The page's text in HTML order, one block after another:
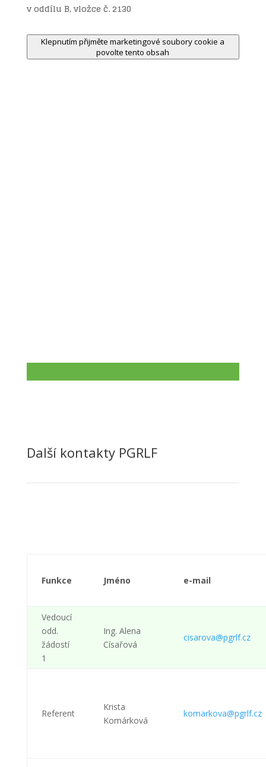
v oddílu B, vložce č. 2130
Klepnutím přijměte marketingové soubory cookie a
povolte tento obsah
Další kontakty PGRLF
Funkce Jméno e-mail
Vedoucí
odd.
žádostí
1
Ing. Alena
Císařová
cisarova@pgrlf.cz
Referent
Krista
Komárková
komarkova@pgrlf.cz